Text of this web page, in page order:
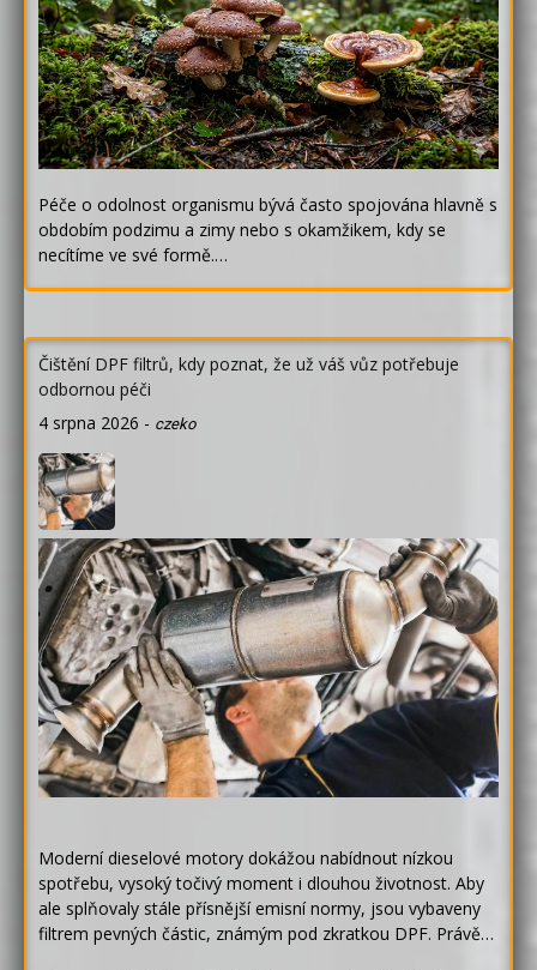
Péče o odolnost organismu bývá často spojována hlavně s
obdobím podzimu a zimy nebo s okamžikem, kdy se
necítíme ve své formě.…
Čištění DPF filtrů, kdy poznat, že už váš vůz potřebuje
odbornou péči
4 srpna 2026 - czeko
Moderní dieselové motory dokážou nabídnout nízkou
spotřebu, vysoký točivý moment i dlouhou životnost. Aby
ale splňovaly stále přísnější emisní normy, jsou vybaveny
filtrem pevných částic, známým pod zkratkou DPF. Právě…